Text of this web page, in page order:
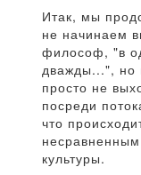
Итак, мы
не начинаем
философ, "в
дважды...", но
просто не
посреди
что
культуры.